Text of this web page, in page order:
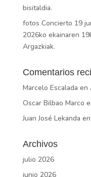
bisitaldia.
fotos Concierto 19
2026ko ekainaren
Argazkiak.
Comentarios
Marcelo Escalada en
Oscar Bilbao Marco
Juan José Lekanda en
Archivos
julio 2026
junio 2026